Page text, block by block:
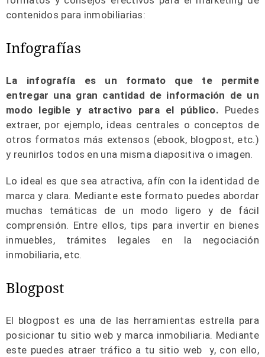
contenidos para inmobiliarias:
Infografías
La infografía es un formato que te permite
entregar una gran cantidad de información de un
modo legible y atractivo para el público. Puedes
extraer, por ejemplo, ideas centrales o conceptos de
otros formatos más extensos (ebook, blogpost, etc.)
y reunirlos todos en una misma diapositiva o imagen.
Lo ideal es que sea atractiva, afín con la identidad de
marca y clara. Mediante este formato puedes abordar
muchas temáticas de un modo ligero y de fácil
comprensión. Entre ellos, tips para invertir en bienes
inmuebles, trámites legales en la negociación
inmobiliaria, etc.
Blogpost
El blogpost es una de las herramientas estrella para
posicionar tu sitio web y marca inmobiliaria. Mediante
este puedes atraer tráfico a tu sitio web y, con ello,